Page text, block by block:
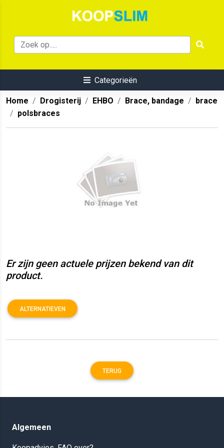
Categorieën
Home Drogisterij EHBO Brace, bandage
brace
polsbraces
Er zijn geen actuele prijzen bekend van dit
product.
ALTERNATIEVEN
TERUG
Algemeen